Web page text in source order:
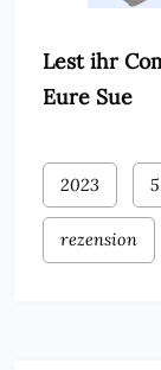
Lest ihr
Eure Sue
2023
rezension